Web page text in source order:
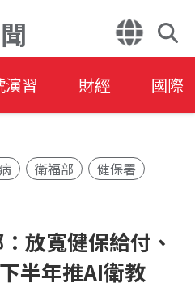
習 財經 國際
衛福部 健保署
放寬健保給付、
半年推AI衛教